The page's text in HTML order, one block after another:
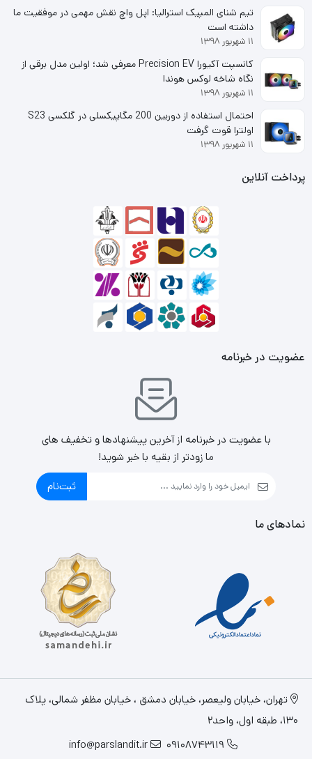
PC3-12800
سوکت حافظه
U-DIMM
ولتاژ
1.5 ولت
تعداد پایه حافظه
پوشش خنک کننده HeatSink
قابلیت اورکلاک
تیم شنای المپیک استرالیا: اپل واچ نقش مهمی در موفقیت ما
داشته است
۱۱ شهریور ۱۳۹۸
کانسپت آکیورا Precision EV معرفی شد؛ اولین مدل برقی از
نگاه شاخه لوکس هوندا
۱۱ شهریور ۱۳۹۸
احتمال استفاده از دوربین 200 مگاپیکسلی در گلکسی S23
اولترا قوت گرفت
۱۱ شهریور ۱۳۹۸
پرداخت آنلاین
عضویت در خبرنامه
با عضویت در خبرنامه از آخرین پیشنهادها و تخفیف های
ما زودتر از بقیه با خبر شوید!
ثبت‌نام
نمادهای ما
تهران، خيابان وليعصر، خیابان دمشق ، خیابان مظفر شمالی، پلاک
130، طبقه اول، واحد2
09108743119
info@parslandit.ir